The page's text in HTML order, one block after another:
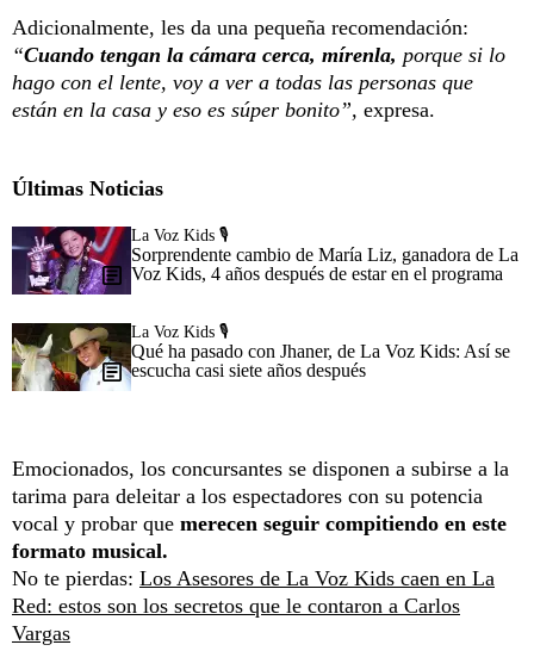
Adicionalmente, les da una pequeña recomendación:
“Cuando tengan la cámara cerca, mírenla, porque si lo
hago con el lente, voy a ver a todas las personas que
están en la casa y eso es súper bonito”, expresa.
Últimas Noticias
La Voz Kids 🎙️
Sorprendente cambio de María Liz, ganadora de La
Voz Kids, 4 años después de estar en el programa
La Voz Kids 🎙️
Qué ha pasado con Jhaner, de La Voz Kids: Así se
escucha casi siete años después
Emocionados, los concursantes se disponen a subirse a la
tarima para deleitar a los espectadores con su potencia
vocal y probar que merecen seguir compitiendo en este
formato musical.
No te pierdas: Los Asesores de La Voz Kids caen en La
Red: estos son los secretos que le contaron a Carlos
Vargas